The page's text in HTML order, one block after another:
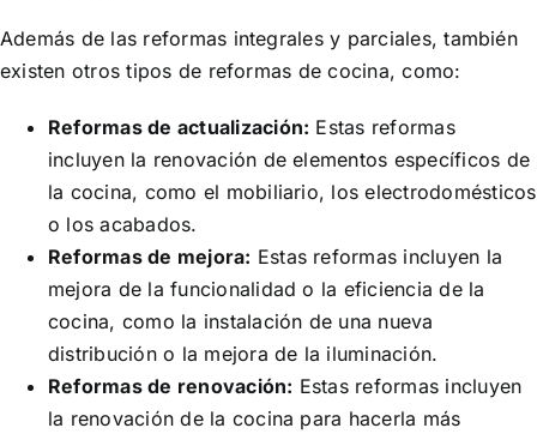
Además de las reformas integrales y parciales, también
existen otros tipos de reformas de cocina, como:
Reformas de actualización: Estas reformas
incluyen la renovación de elementos específicos de
la cocina, como el mobiliario, los electrodomésticos
o los acabados.
Reformas de mejora: Estas reformas incluyen la
mejora de la funcionalidad o la eficiencia de la
cocina, como la instalación de una nueva
distribución o la mejora de la iluminación.
Reformas de renovación: Estas reformas incluyen
la renovación de la cocina para hacerla más